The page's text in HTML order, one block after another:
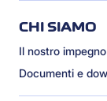
CHI SIAMO
Il nostro impegno
Documenti e